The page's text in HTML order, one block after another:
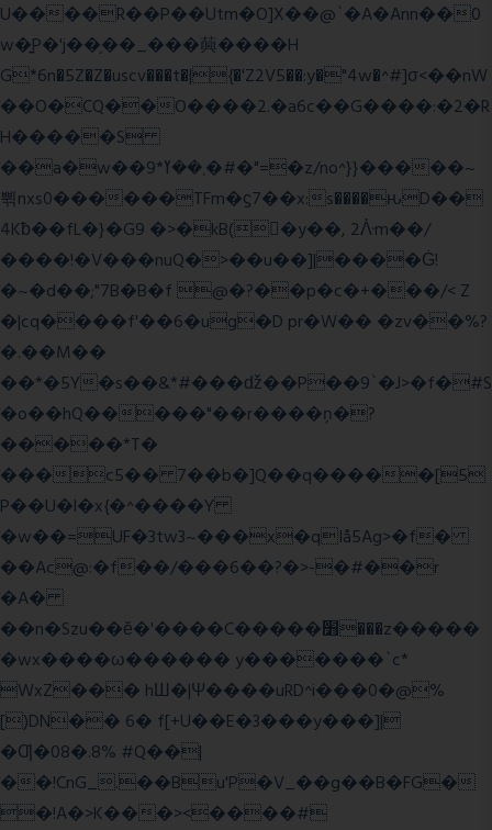
U����R��P��Utm�O]X��@`�A�Ann��0
w�͍P�'j��֛��_���䕟����H
G*6n�5Z�Z�uscv���t�|{�'Z2V5��:y�"4w�^#]σ<��nW
��O�CQ��O����2.�a6c��G����:�2�R
H�����S
��a�w��9*܂��ߌ�#�"=�z/no^}}�����~
쀢nxs0������TFm�ϛ7��x:s����ԋD��
4Kƀ��fL�}�G9 �>�kB(�ِy��, 2ᐿm��/
����!�V���nuQ�>��u��]|����Ġ!
�~�d��;"7B�B�f @�?��p�c�+���/< Z
�|cq����f'��6�ug�D pr�W�� �zv��%?
�.��M��
��*�5Y�s��&*#���ǆ��P��9`�J>�f�#S
�o��hQ�����"��r����ņ�?
�����*T�
���c5�� 7��b�]Q��q�����[5
P��U�l�x{�^����Y
�w��=UF�3tw3~���x�qIå5Ag>�f�
��Ac@:�f��/���6��?�>-�#��r
�A�
��n�Szu��ӗ�'����C�����׻���z�����
�wx����ω������ y�������`c*
WxZ��� hШ�|Ψ����uRD^i���0�@%
[)DN�� 6� f[+U��E�3���y���]|
�Ƣ�08�.8% #Q��|
��!CnG_.��Bu'P�V_��g��B�FG�
�!A�>K���><����#